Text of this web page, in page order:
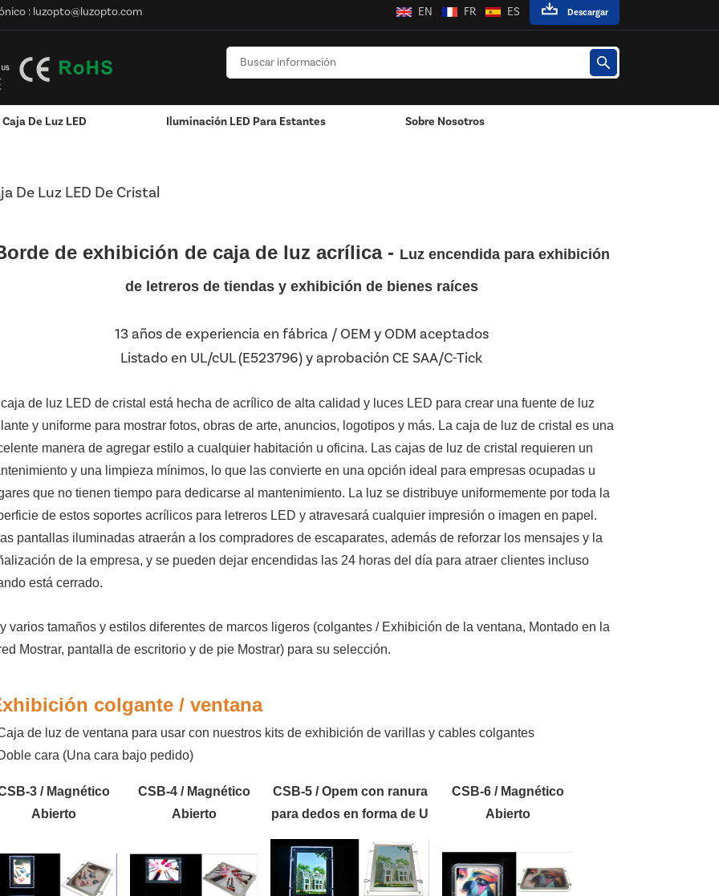
: luzopto@luzopto.com Descargar
EN FR ES
Caja De Luz LED Iluminación LED Para Estantes Sobre Nosotros
De Luz LED De Cristal
de exhibición de caja de luz acrílica - Luz encendida para exhibición
de letreros de tiendas y exhibición de bienes raíces
13 años de experiencia en fábrica / OEM y ODM aceptados
Listado en UL/cUL (E523796) y aprobación CE SAA/C-Tick
de luz LED de cristal está hecha de acrílico de alta calidad y luces LED para crear una fuente de luz
y uniforme para mostrar fotos, obras de arte, anuncios, logotipos y más. La caja de luz de cristal es una
manera de agregar estilo a cualquier habitación u oficina. Las cajas de luz de cristal requieren un
y una limpieza mínimos, lo que las convierte en una opción ideal para empresas ocupadas u
que no tienen tiempo para dedicarse al mantenimiento. La luz se distribuye uniformemente por toda la
de estos soportes acrílicos para letreros LED y atravesará cualquier impresión o imagen en papel.
pantallas iluminadas atraerán a los compradores de escaparates, además de reforzar los mensajes y la
de la empresa, y se pueden dejar encendidas las 24 horas del día para atraer clientes incluso
está cerrado.
varios tamaños y estilos diferentes de marcos ligeros (colgantes/ Exhibición de la ventana, Montado en la
Mostrar, pantalla de escritorio y de pie Mostrar) para su selección.
colgante / ventana
de luz de ventana para usar con nuestros kits de exhibición de varillas y cables colgantes
cara (Una cara bajo pedido)
3 / Magnético
Abierto
CSB-4 / Magnético
Abierto
CSB-5 / Opem con ranura
para dedos en forma de U
CSB-6 / Magnético
Abierto